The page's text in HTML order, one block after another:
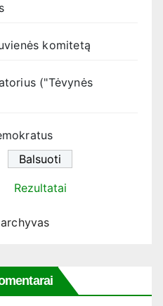
komitetą
("Tėvynės
Rezultatai